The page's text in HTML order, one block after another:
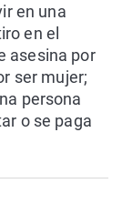
en una
en el
asesina por
ser mujer;
persona
o se paga